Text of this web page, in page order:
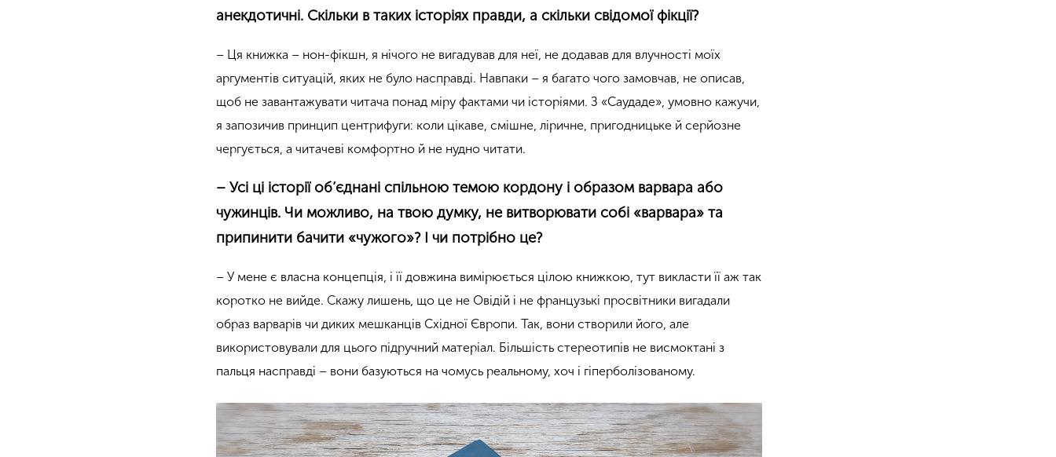
анекдотичні. Скільки в таких історіях правди, а скільки свідомої фікції?
– Ця книжка – нон-фікшн, я нічого не вигадував для неї, не додавав для влучності моїх
аргументів ситуацій, яких не було насправді. Навпаки – я багато чого замовчав, не описав,
щоб не завантажувати читача понад міру фактами чи історіями. З «Саудаде», умовно кажучи,
я запозичив принцип центрифуги: коли цікаве, смішне, ліричне, пригодницьке й серйозне
чергується, а читачеві комфортно й не нудно читати.
– Усі ці історії об’єднані спільною темою кордону і образом варвара або
чужинців. Чи можливо, на твою думку, не витворювати собі «варвара» та
припинити бачити «чужого»? І чи потрібно це?
– У мене є власна концепція, і її довжина вимірюється цілою книжкою, тут викласти її аж так
коротко не вийде. Скажу лишень, що це не Овідій і не французькі просвітники вигадали
образ варварів чи диких мешканців Східної Європи. Так, вони створили його, але
використовували для цього підручний матеріал. Більшість стереотипів не висмоктані з
пальця насправді – вони базуються на чомусь реальному, хоч і гіперболізованому.